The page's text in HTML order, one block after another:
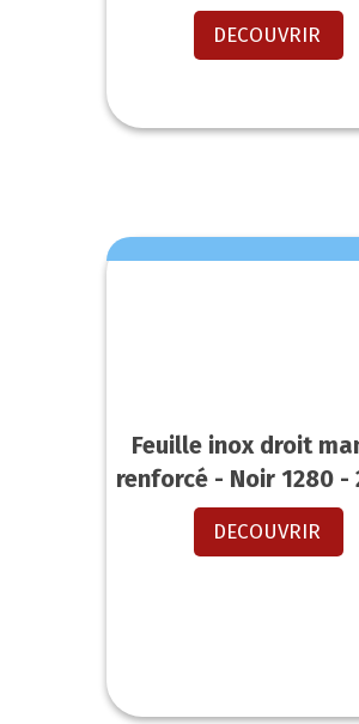
DECOUVRIR
Feuille inox droit
renforcé - Noir 1280 -
DECOUVRIR